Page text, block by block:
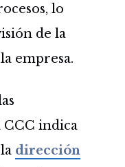
lo
de la
empresa.
indica
dirección